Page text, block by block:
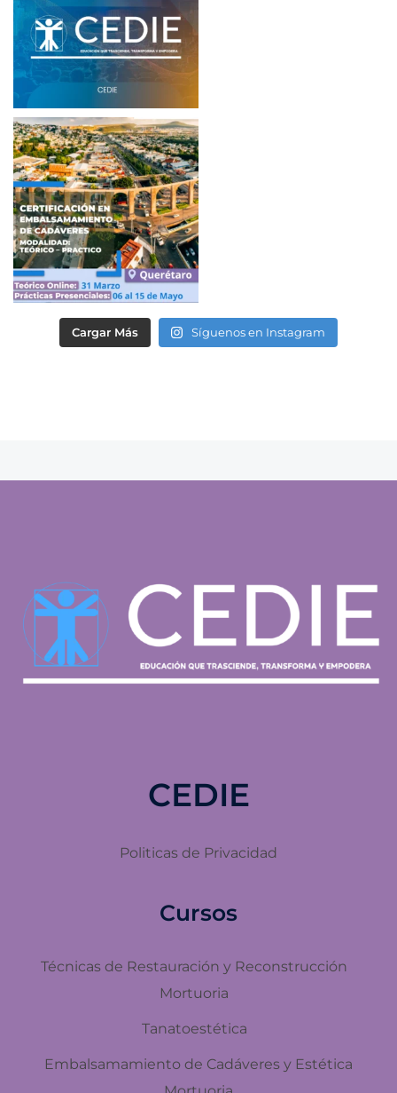
Cargar Más Síguenos en Instagram
CEDIE
Politicas de Privacidad
Cursos
Técnicas de Restauración y Reconstrucción
Mortuoria
Tanatoestética
Embalsamamiento de Cadáveres y Estética